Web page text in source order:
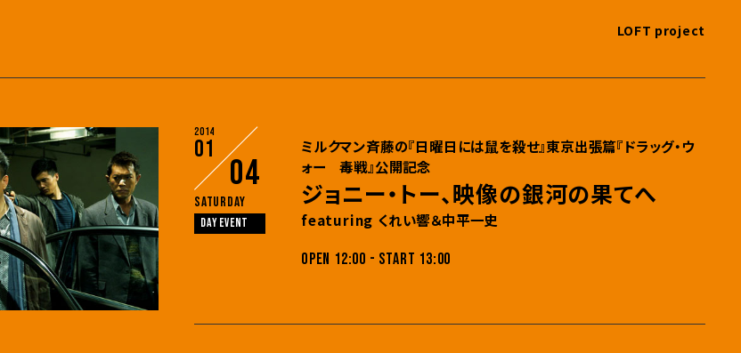
LOFT project
2014
01
04
Saturday
DAY EVENT
ミルクマン斉藤の『日曜日には鼠を殺せ』東京出張篇『ドラッグ・ウ
ォー 毒戦』公開記念
ジョニー・トー、映像の銀河の果てへ
featuring くれい響＆中平一史
OPEN 12:00 - START 13:00